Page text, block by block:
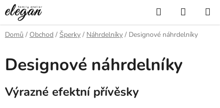
Přejít
na
obsah
Hledat
KOŠÍK
Domů / Obchod / Šperky / Náhrdelníky / Designové náhrdelníky
Designové náhrdelníky
Výrazné efektní přívěsky